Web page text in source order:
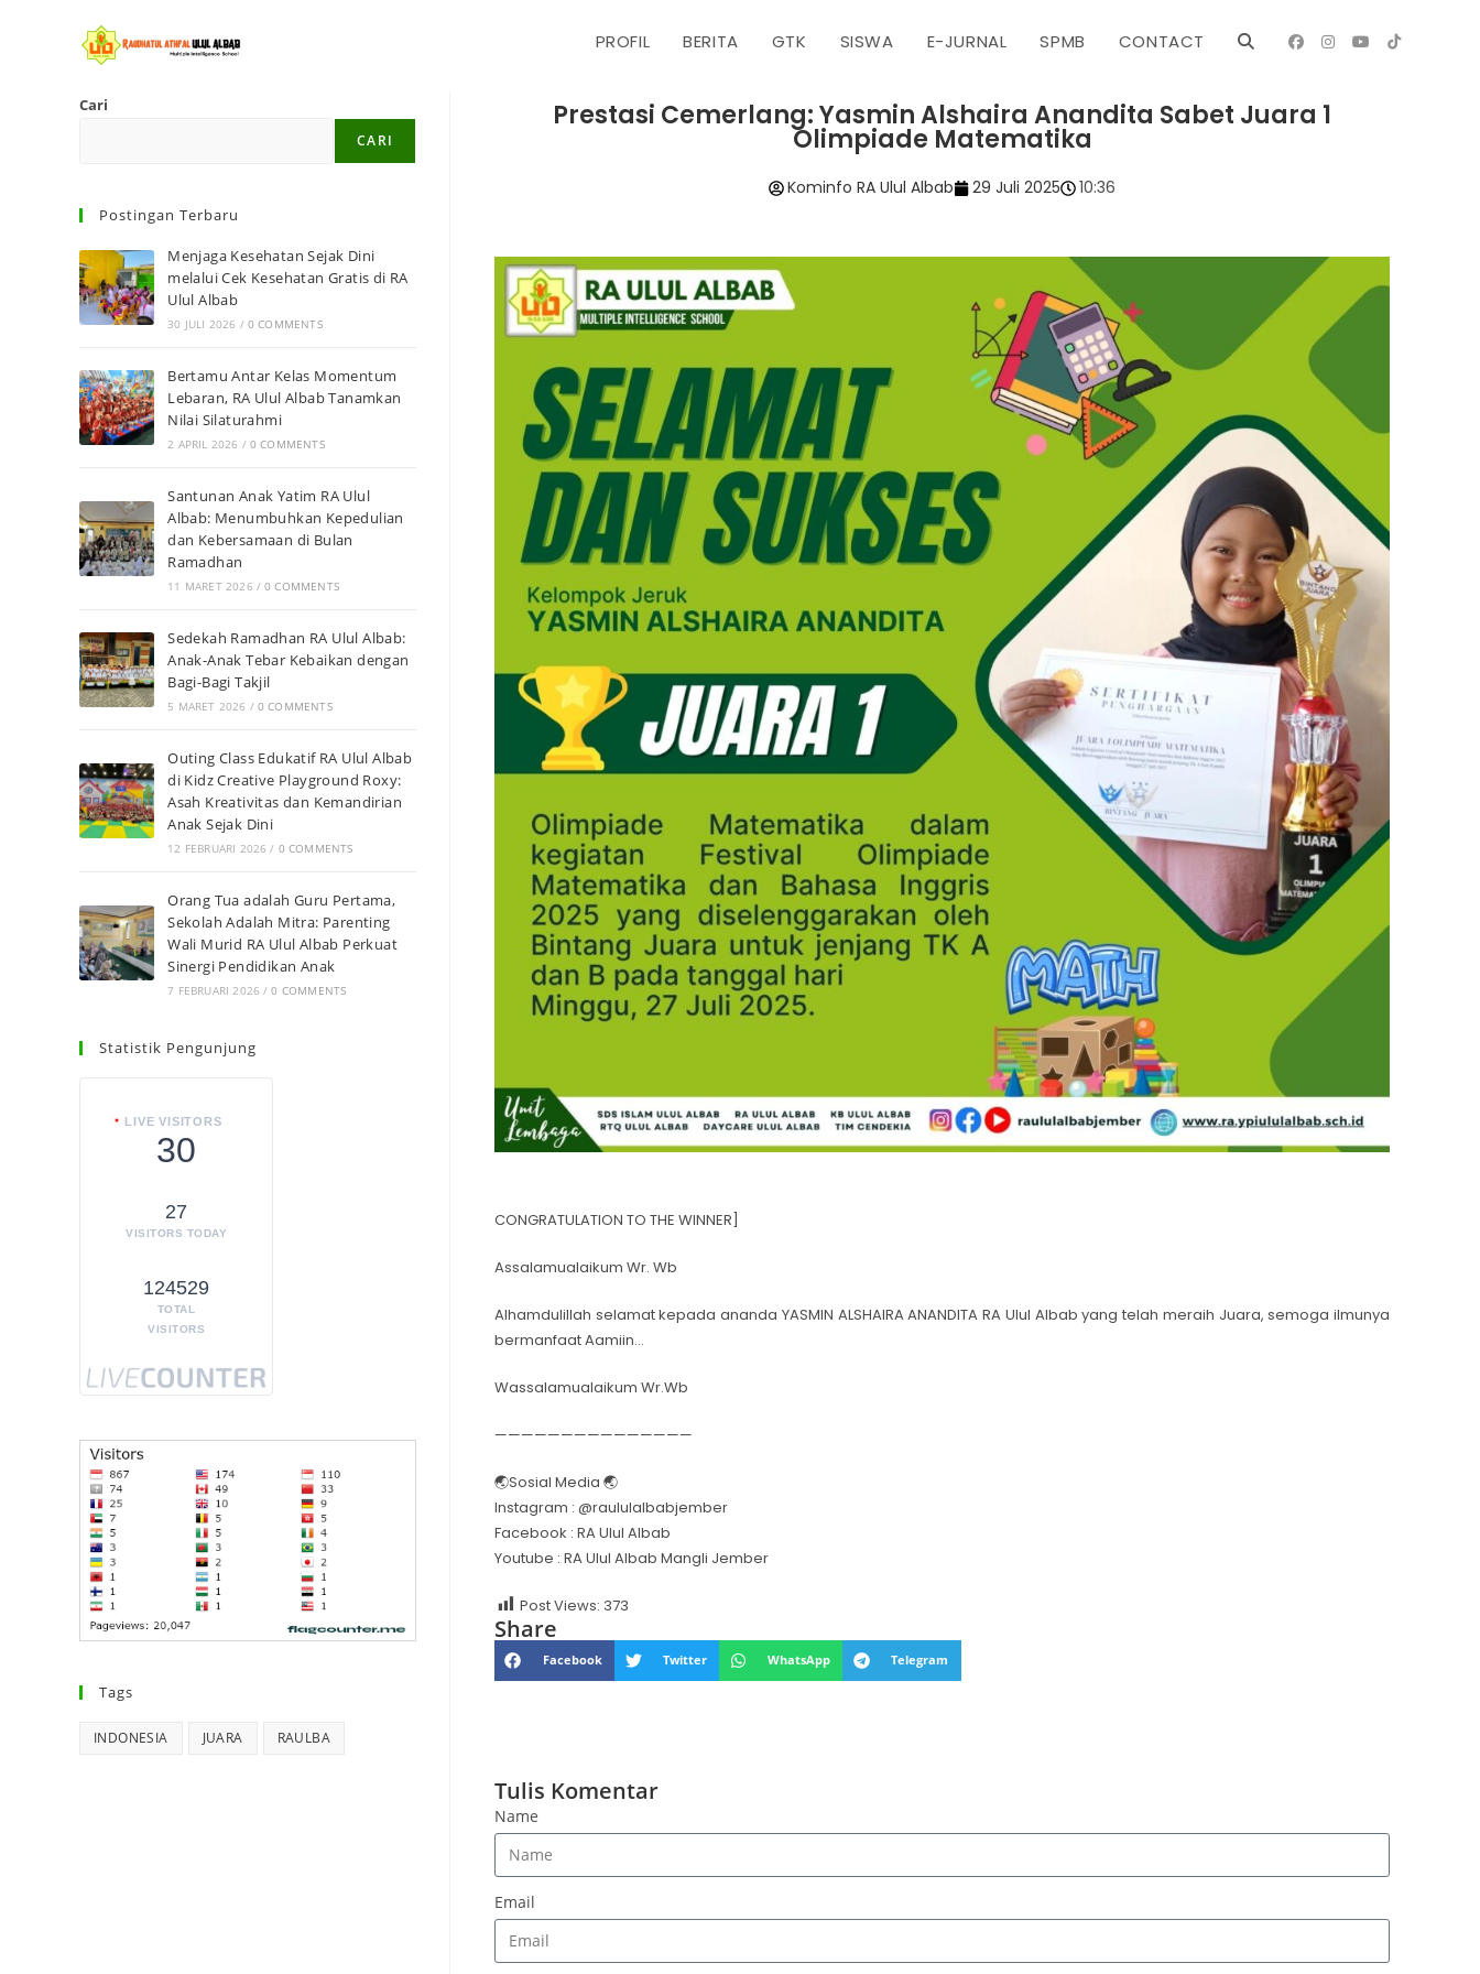
PROFIL BERITA GTK SISWA E-JURNAL SPMB CONTACT
Prestasi Cemerlang: Yasmin Alshaira Anandita Sabet Juara 1
Olimpiade Matematika
Kominfo RA Ulul Albab 29 Juli 2025 10:36
CONGRATULATION TO THE WINNER]
Assalamualaikum Wr. Wb
Alhamdulillah selamat kepada ananda YASMIN ALSHAIRA ANANDITA RA Ulul Albab yang telah meraih Juara, semoga ilmunya
bermanfaat Aamiin…
Wassalamualaikum Wr.Wb
———————————————
🌏Sosial Media 🌏
Instagram : @raululalbabjember
Facebook : RA Ulul Albab
Youtube : RA Ulul Albab Mangli Jember
Post Views: 373
Share
Facebook Twitter WhatsApp Telegram
Tulis Komentar
Name
Email
Cari
CARI
Postingan Terbaru
Menjaga Kesehatan Sejak Dini
melalui Cek Kesehatan Gratis di RA
Ulul Albab
30 JULI 2026 / 0 COMMENTS
Bertamu Antar Kelas Momentum
Lebaran, RA Ulul Albab Tanamkan
Nilai Silaturahmi
2 APRIL 2026 / 0 COMMENTS
Santunan Anak Yatim RA Ulul
Albab: Menumbuhkan Kepedulian
dan Kebersamaan di Bulan
Ramadhan
11 MARET 2026 / 0 COMMENTS
Sedekah Ramadhan RA Ulul Albab:
Anak-Anak Tebar Kebaikan dengan
Bagi-Bagi Takjil
5 MARET 2026 / 0 COMMENTS
Outing Class Edukatif RA Ulul Albab
di Kidz Creative Playground Roxy:
Asah Kreativitas dan Kemandirian
Anak Sejak Dini
12 FEBRUARI 2026 / 0 COMMENTS
Orang Tua adalah Guru Pertama,
Sekolah Adalah Mitra: Parenting
Wali Murid RA Ulul Albab Perkuat
Sinergi Pendidikan Anak
7 FEBRUARI 2026 / 0 COMMENTS
Statistik Pengunjung
LIVE VISITORS
30
27
VISITORS TODAY
124529
TOTAL
VISITORS
Tags
INDONESIA JUARA RAULBA